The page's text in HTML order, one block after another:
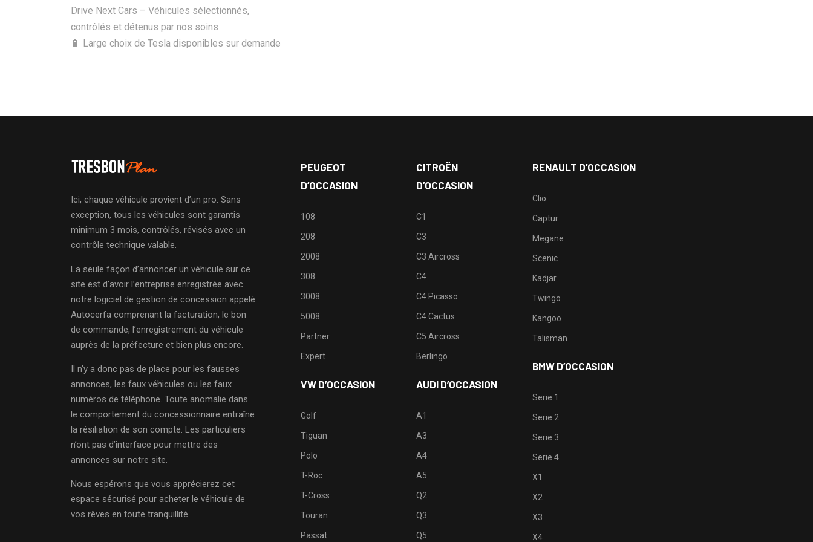
Drive Next Cars – Véhicules sélectionnés,
contrôlés et détenus par nos soins
🔋 Large choix de Tesla disponibles sur demande
Ici, chaque véhicule provient d’un pro. Sans
exception, tous les véhicules sont garantis
minimum 3 mois, contrôlés, révisés avec un
contrôle technique valable.
La seule façon d’annoncer un véhicule sur ce
site est d’avoir l’entreprise enregistrée avec
notre logiciel de gestion de concession appelé
Autocerfa comprenant la facturation, le bon
de commande, l’enregistrement du véhicule
auprès de la préfecture et bien plus encore.
Il n’y a donc pas de place pour les fausses
annonces, les faux véhicules ou les faux
numéros de téléphone. Toute anomalie dans
le comportement du concessionnaire entraîne
la résiliation de son compte. Les particuliers
n’ont pas d’interface pour mettre des
annonces sur notre site.
Nous espérons que vous apprécierez cet
espace sécurisé pour acheter le véhicule de
vos rêves en toute tranquillité.
PEUGEOT
D’OCCASION
108
208
2008
308
3008
5008
Partner
Expert
VW D’OCCASION
Golf
Tiguan
Polo
T-Roc
T-Cross
Touran
Passat
CITROËN
D’OCCASION
C1
C3
C3 Aircross
C4
C4 Picasso
C4 Cactus
C5 Aircross
Berlingo
AUDI D’OCCASION
A1
A3
A4
A5
Q2
Q3
Q5
RENAULT D’OCCASION
Clio
Captur
Megane
Scenic
Kadjar
Twingo
Kangoo
Talisman
BMW D’OCCASION
Serie 1
Serie 2
Serie 3
Serie 4
X1
X2
X3
X4